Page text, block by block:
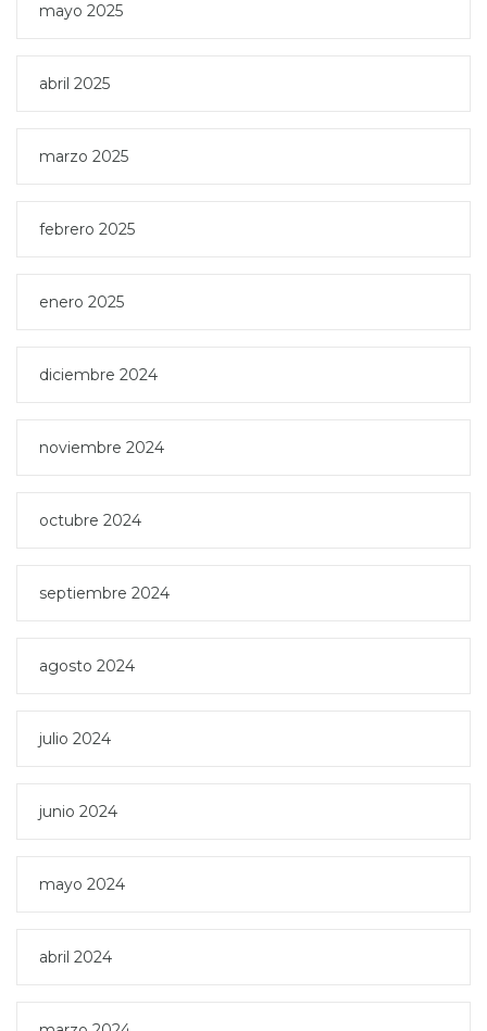
mayo 2025
abril 2025
marzo 2025
febrero 2025
enero 2025
diciembre 2024
noviembre 2024
octubre 2024
septiembre 2024
agosto 2024
julio 2024
junio 2024
mayo 2024
abril 2024